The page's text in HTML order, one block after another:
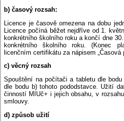
b) časový rozsah:
Licence je časově omezena na dobu
Licence počíná běžet nejdříve od 1.
konkrétního školního roku a končí dne
konkrétního školního roku. (Konec
licenčním certifikátu za nápisem „Časová
c) věcný rozsah
Spouštění na počítači a tabletu dle
dle bodu b) tohoto pododstavce. Užití
činností MIUč+ i jejich obsahu, v
smlouvy.
d) způsob užití